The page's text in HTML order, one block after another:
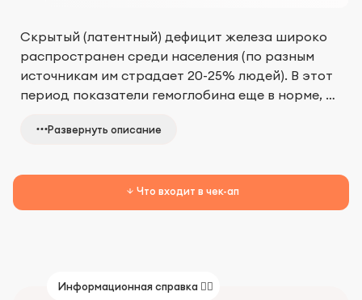
Скрытый (латентный) дефицит железа широко
распространен среди населения (по разным
источникам им страдает 20-25% людей). В этот
период показатели гемоглобина еще в норме, но
истощены. Стопроцентное подтверждение
уровеньферритина.
Развернуть описание
Что входит в чек-ап
Информационная справка 👨‍⚕️